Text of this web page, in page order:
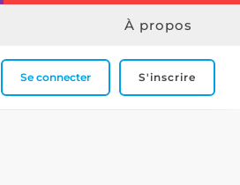
À propos
Se connecter S'inscrire